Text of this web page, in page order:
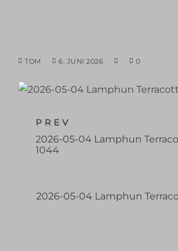
TOM 6. JUNI 2026 0
PREV
2026-05-04 Lamphun
1044
2026-05-04 Lamphun